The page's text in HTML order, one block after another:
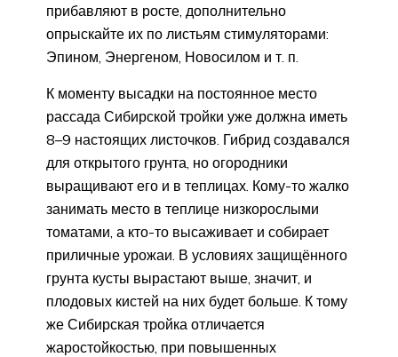
прибавляют в росте, дополнительно
опрыскайте их по листьям стимуляторами:
Эпином, Энергеном, Новосилом и т. п.
К моменту высадки на постоянное место
рассада Сибирской тройки уже должна иметь
8–9 настоящих листочков. Гибрид создавался
для открытого грунта, но огородники
выращивают его и в теплицах. Кому-то жалко
занимать место в теплице низкорослыми
томатами, а кто-то высаживает и собирает
приличные урожаи. В условиях защищённого
грунта кусты вырастают выше, значит, и
плодовых кистей на них будет больше. К тому
же Сибирская тройка отличается
жаростойкостью, при повышенных